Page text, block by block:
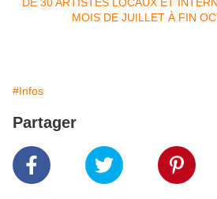
#Infos
Partager